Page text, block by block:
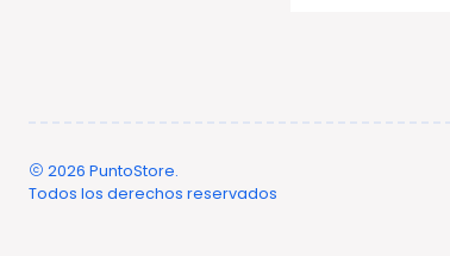
2026 PuntoStore.
Todos los derechos reservados